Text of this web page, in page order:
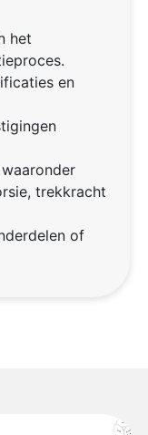
het
en
trekkracht
of